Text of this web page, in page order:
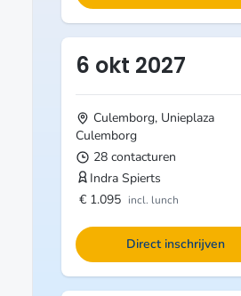
6 okt 2027
Culemborg, Unieplaza
Culemborg
28 contacturen
Indra Spierts
€ 1.095 incl. lunch
Direct inschrijven